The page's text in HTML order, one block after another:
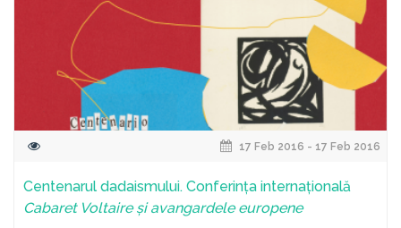
17 Feb 2016 - 17 Feb 2016
Centenarul dadaismului. Conferința internațională
Cabaret Voltaire și avangardele europene